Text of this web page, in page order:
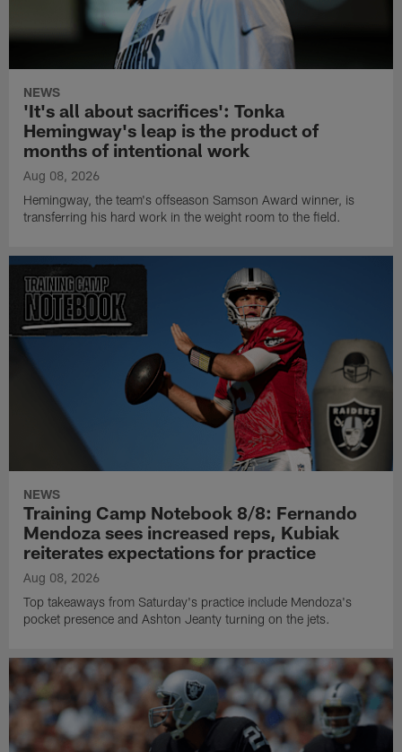
NEWS
'It's all about sacrifices': Tonka
Hemingway's leap is the product of
months of intentional work
Aug 08, 2026
Hemingway, the team's offseason Samson Award winner, is
transferring his hard work in the weight room to the field.
NEWS
Training Camp Notebook 8/8: Fernando
Mendoza sees increased reps, Kubiak
reiterates expectations for practice
Aug 08, 2026
Top takeaways from Saturday's practice include Mendoza's
pocket presence and Ashton Jeanty turning on the jets.